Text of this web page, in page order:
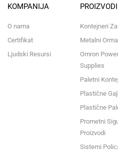
KOMPANIJA
O nama
Certifikat
Ljudski Resursi
PROIZVODI
Kontejneri
Metalni
Omron Power
Supplies
Paletni
Plastične
Plastične
Prometni
Proizvodi
Sistemi